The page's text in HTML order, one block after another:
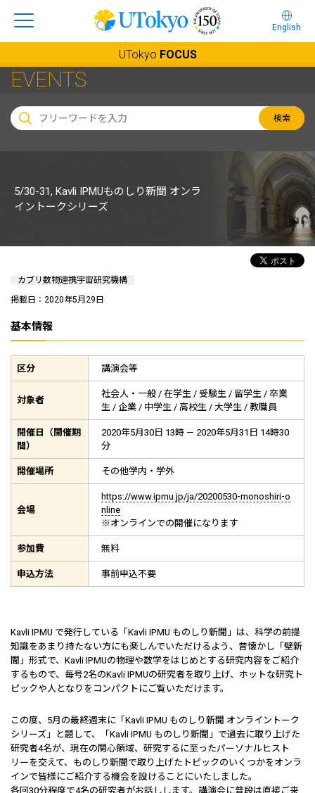
English
UTokyo FOCUS
EVENTS
検索
5/30-31, Kavli IPMUものしり新聞 オンラ
イントークシリーズ
カブリ数物連携宇宙研究機構
掲載日：2020年5月29日
基本情報
区分 講演会等
対象者
社会人・一般 / 在学生 / 受験生 / 留学生 / 卒業
生 / 企業 / 中学生 / 高校生 / 大学生 / 教職員
開催日（開催期
間）
2020年5月30日 13時 — 2020年5月31日 14時30
分
開催場所 その他学内・学外
会場
https://www.ipmu.jp/ja/20200530-monoshiri-o
nline
※オンラインでの開催になります
参加費 無料
申込方法 事前申込不要
Kavli IPMU で発行している「Kavli IPMU ものしり新聞」は、科学の前提
知識をあまり持たない方にも楽しんでいただけるよう、昔懐かし「壁新
聞」形式で、Kavli IPMUの物理や数学をはじめとする研究内容をご紹介
するもので、毎号2名のKavli IPMUの研究者を取り上げ、ホットな研究ト
ピックや人となりをコンパクトにご覧いただけます。
この度、5月の最終週末に「Kavli IPMU ものしり新聞 オンライントーク
シリーズ」と題して、「Kavli IPMU ものしり新聞」で過去に取り上げた
研究者4名が、現在の関心領域、研究するに至ったパーソナルヒスト
リーを交えて、ものしり新聞で取り上げたトピックのいくつかをオンラ
インで皆様にご紹介する機会を設けることにいたしました。
各回30分程度で4名の研究者がお話しします。講演会に普段は直接ご来